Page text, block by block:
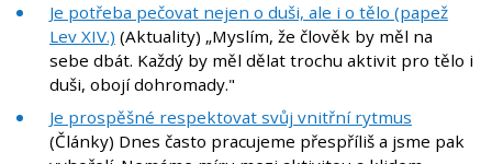
Je potřeba pečovat nejen o duši, ale i o tělo (papež
Lev XIV.) (Aktuality) „Myslím, že člověk by měl na
sebe dbát. Každý by měl dělat trochu aktivit pro tělo i
duši, obojí dohromady."
Je prospěšné respektovat svůj vnitřní rytmus
(Články) Dnes často pracujeme přespříliš a jsme pak